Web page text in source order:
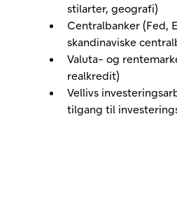
stilarter, geografi)
Centralbanker (Fed,
skandinaviske
Valuta- og
realkredit)
Vellivs
tilgang til